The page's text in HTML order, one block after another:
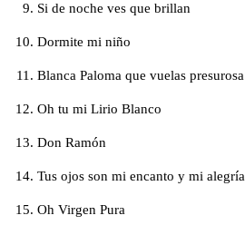
Si de noche ves que brillan
Dormite mi niño
Blanca Paloma que vuelas presurosa
Oh tu mi Lirio Blanco
Don Ramón
Tus ojos son mi encanto y mi alegría
Oh Virgen Pura